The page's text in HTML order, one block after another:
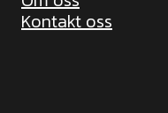
Kontakt oss